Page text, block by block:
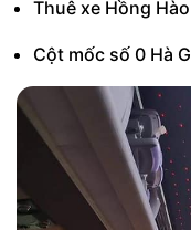
Thuê xe Hồng
Cột mốc số 0 Hà